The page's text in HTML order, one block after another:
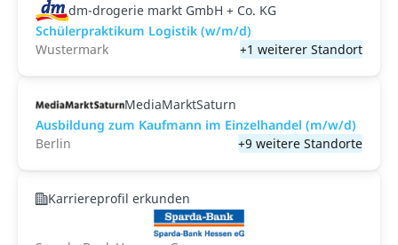
dm-drogerie markt GmbH + Co. KG
Schülerpraktikum Logistik (w/m/d)
Wustermark
+1 weiterer Standort
MediaMarktSaturn
Ausbildung zum Kaufmann im Einzelhandel (m/w/d)
Berlin
+9 weitere Standorte
Karriereprofil erkunden